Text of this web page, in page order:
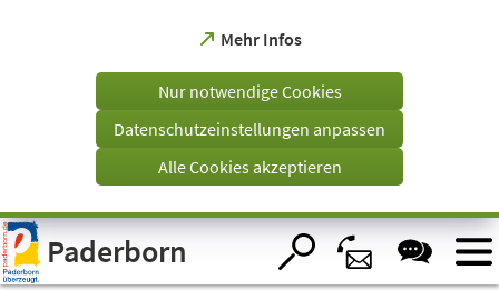
Visuelle
Assistenzsoftware
öffnen.
Mehr Infos
(Öffnet
einem
Tab)
Nur notwendige Cookies
Datenschutzeinstellungen anpassen
Alle Cookies akzeptieren
Paderborn